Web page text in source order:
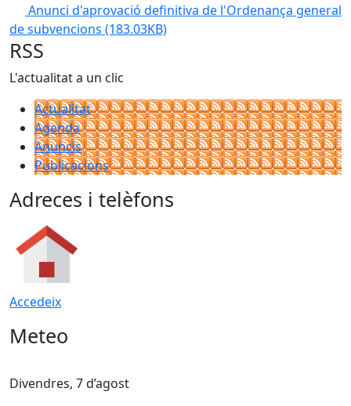
Anunci d'aprovació definitiva de l'Ordenança general
de subvencions (183.03KB)
RSS
L'actualitat a un clic
Actualitat
Agenda
Anuncis
Publicacions
Adreces i telèfons
Accedeix
Meteo
Divendres, 7 d’agost